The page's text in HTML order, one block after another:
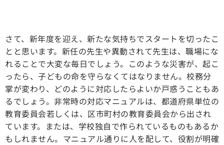
さて、新年度を迎え、新たな気持ちでスタートを切ったこ
とと思います。新任の先生や異動されて先生は、職場にな
れることで大変な毎日でしょう。このような災害が、起こ
ったら、子どもの命を守らなくてはなりません。校務分
掌が変わり、どのように対応したらよいか戸惑うこともあ
るでしょう。非常時の対応マニュアルは、都道府県単位の
教育委員会若しくは、区市町村の教育委員会から出され
ています。または、学校独自で作られているものもあるか
もしれません。マニュアル通りに人を配して、役割が明確